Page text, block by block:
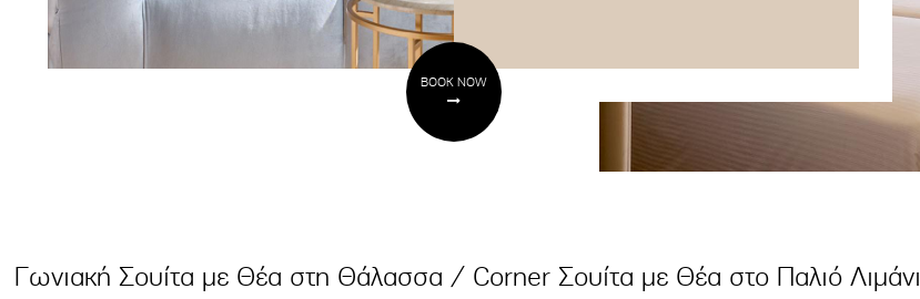
BOOK NOW
Γωνιακή Σουίτα με Θέα στη Θάλασσα / Corner Σουίτα με Θέα στο Παλιό Λιμάνι